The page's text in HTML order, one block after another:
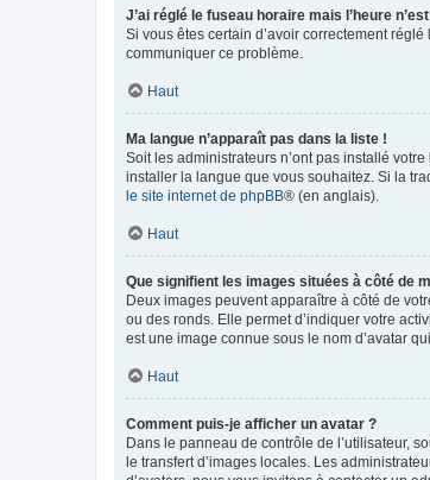
J’ai réglé le fuseau horaire mais l’heure
Si vous êtes certain d’avoir correctement
communiquer ce problème.
Haut
Ma langue n’apparaît pas dans la liste !
Soit les administrateurs n’ont pas installé
installer la langue que vous souhaitez. Si la
le site internet de phpBB® (en anglais).
Haut
Que signifient les images situées à côté de
Deux images peuvent apparaître à côté de
ou des ronds. Elle permet d’indiquer votre
est une image connue sous le nom d’avatar
Haut
Comment puis-je afficher un avatar ?
Dans le panneau de contrôle de l’utilisateur,
le transfert d’images locales. Les